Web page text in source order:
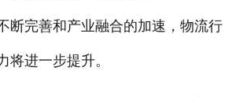
断完善和产业融合的加速，物流行
将进一步提升。